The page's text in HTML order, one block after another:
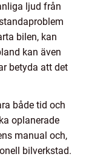
ljud från
bilen, kan
kan även
betyda att det
både tid och
oplanerade
manual och,
bilverkstad.